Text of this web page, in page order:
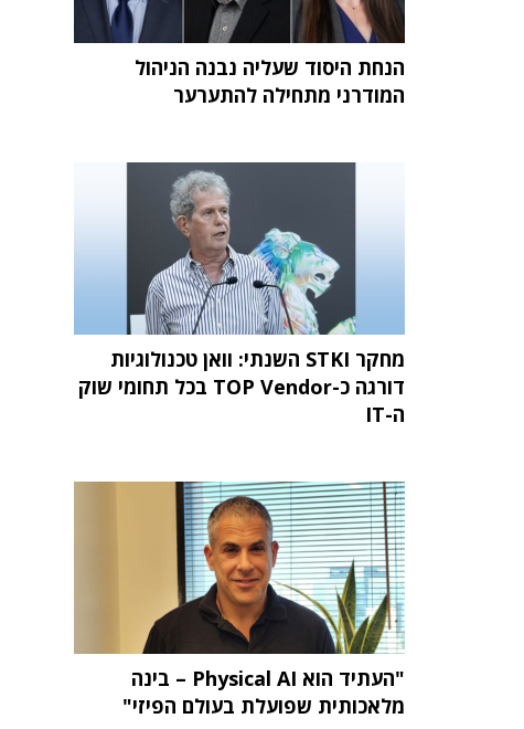
הנחת היסוד שעליה נבנה הניהול
המודרני מתחילה להתערער
מחקר STKI השנתי: וואן טכנולוגיות
דורגה כ-TOP Vendor בכל תחומי שוק
ה-IT
"העתיד הוא Physical AI – בינה
מלאכותית שפועלת בעולם הפיזי"